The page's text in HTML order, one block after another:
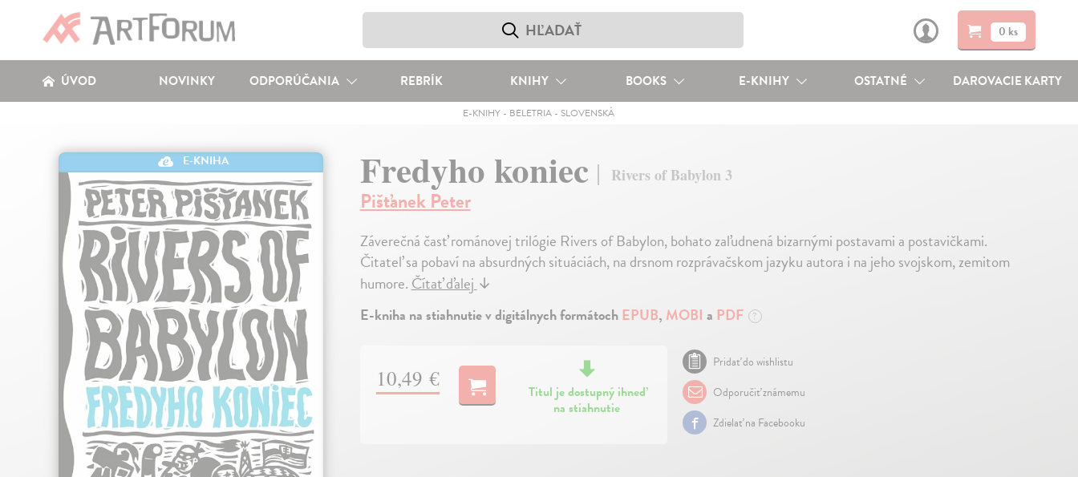
0 ks
ÚVOD NOVINKY ODPORÚČANIA REBRÍK KNIHY BOOKS E-KNIHY OSTATNÉ DAROVACIE KARTY
E-KNIHY - BELETRIA - SLOVENSKÁ
E-KNIHA Fredyho koniec Rivers of Babylon 3
Pišťanek Peter
Záverečná časť románovej trilógie Rivers of Babylon, bohato zaľudnená bizarnými postavami a postavičkami.
Čitateľ sa pobaví na absurdných situáciách, na drsnom rozprávačskom jazyku autora i na jeho svojskom, zemitom
humore.Čítať ďalej↓
E-kniha na stiahnutie v digitálnych formátochEPUB, MOBI a PDF ?
10,49 €
Titul je dostupný ihneď
na stiahnutie
Pridať do wishlistu
Odporučiť známemu
Zdielať na Facebooku